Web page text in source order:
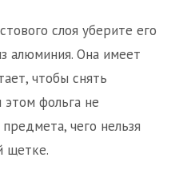
слоя уберите его
алюминия. Она имеет
чтобы снять
этом фольга не
чего нельзя
щетке.